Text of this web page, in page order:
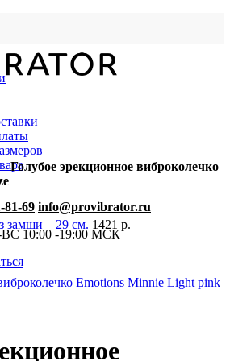
81-69 info@provibrator.ru
10:00 -19:00 МСК
-Голубое эрекционное виброколечко
замши – 29 см. 1421 р.
Emotions Minnie Light pink